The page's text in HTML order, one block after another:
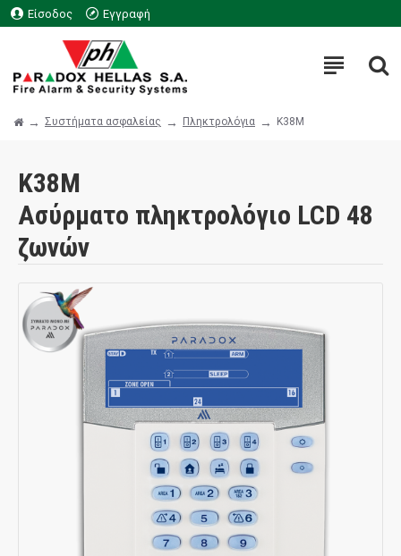
Είσοδος Εγγραφή
Συστήματα ασφαλείας Πληκτρολόγια K38M
K38M
Ασύρματο πληκτρολόγιο LCD 48
ζωνών